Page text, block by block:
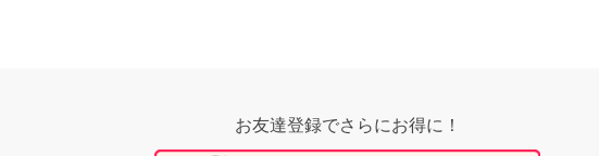
お友達登録でさらにお得に！